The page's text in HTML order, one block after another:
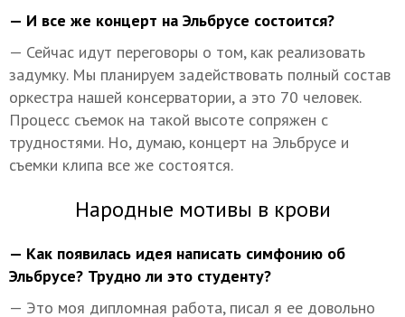
— И все же концерт на Эльбрусе состоится?
— Сейчас идут переговоры о том, как реализовать
задумку. Мы планируем задействовать полный состав
оркестра нашей консерватории, а это 70 человек.
Процесс съемок на такой высоте сопряжен с
трудностями. Но, думаю, концерт на Эльбрусе и
съемки клипа все же состоятся.
Народные мотивы в крови
— Как появилась идея написать симфонию об
Эльбрусе? Трудно ли это студенту?
— Это моя дипломная работа, писал я ее довольно